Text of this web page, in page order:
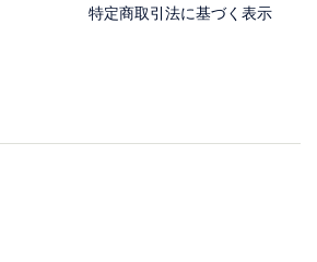
特定商取引法に基づく表示